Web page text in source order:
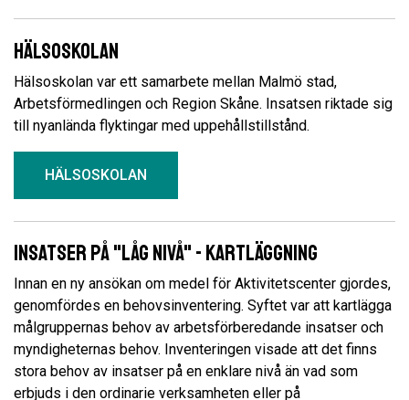
Hälsoskolan
Hälsoskolan var ett samarbete mellan Malmö stad,
Arbetsförmedlingen och Region Skåne. Insatsen riktade sig
till nyanlända flyktingar med uppehållstillstånd.
HÄLSOSKOLAN
Insatser på "låg nivå" - Kartläggning
Innan en ny ansökan om medel för Aktivitetscenter gjordes,
genomfördes en behovsinventering. Syftet var att kartlägga
målgruppernas behov av arbetsförberedande insatser och
myndigheternas behov. Inventeringen visade att det finns
stora behov av insatser på en enklare nivå än vad som
erbjuds i den ordinarie verksamheten eller på